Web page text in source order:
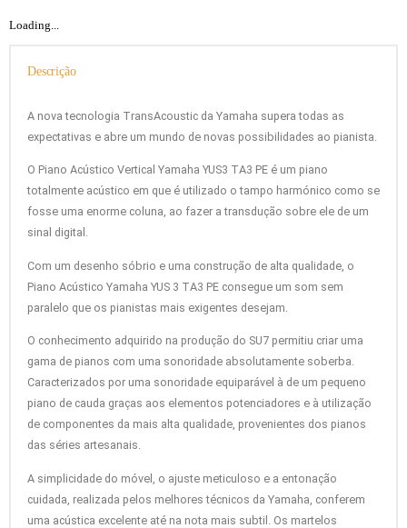
Loading...
Descrição
A nova tecnologia TransAcoustic da Yamaha supera todas as
expectativas e abre um mundo de novas possibilidades ao pianista.
O Piano Acústico Vertical Yamaha YUS3 TA3 PE é um piano
totalmente acústico em que é utilizado o tampo harmónico como se
fosse uma enorme coluna, ao fazer a transdução sobre ele de um
sinal digital.
Com um desenho sóbrio e uma construção de alta qualidade, o
Piano Acústico Yamaha YUS 3 TA3 PE consegue um som sem
paralelo que os pianistas mais exigentes desejam.
O conhecimento adquirido na produção do SU7 permitiu criar uma
gama de pianos com uma sonoridade absolutamente soberba.
Caracterizados por uma sonoridade equiparável à de um pequeno
piano de cauda graças aos elementos potenciadores e à utilização
de componentes da mais alta qualidade, provenientes dos pianos
das séries artesanais.
A simplicidade do móvel, o ajuste meticuloso e a entonação
cuidada, realizada pelos melhores técnicos da Yamaha, conferem
uma acústica excelente até na nota mais subtil. Os martelos